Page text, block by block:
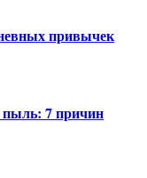
привычек
пыль: 7 причин